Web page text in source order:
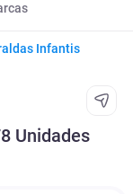
Infantis
Unidades